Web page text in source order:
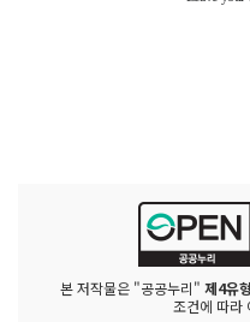
본 저작물은 "공공누리" 제4유
조건에 따라